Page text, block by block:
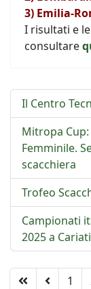
3) Emilia-
I risultati e
consultare
Il Centro
Mitropa
Femminile.
scacchiera
Trofeo
Campionati
2025 a
1